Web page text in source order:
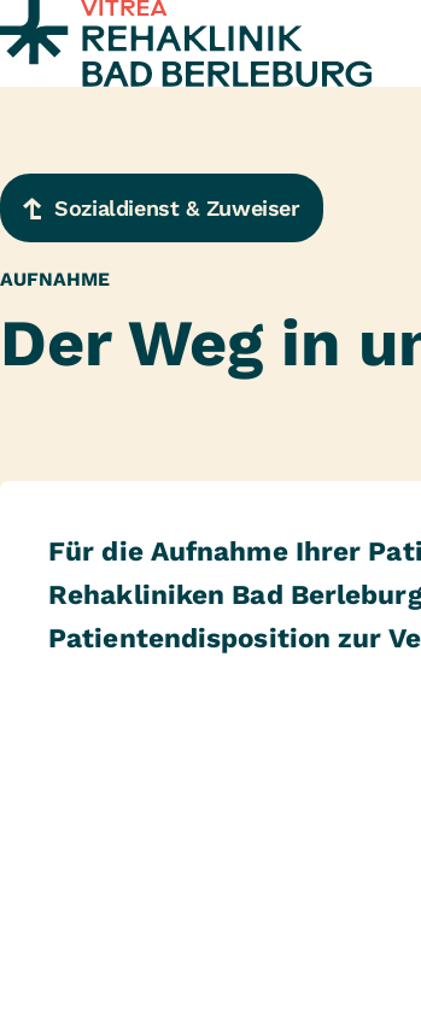
Zum Inhalt springen
Sozialdienst & Zuweiser
AUFNAHME
Der Weg in
Für die Aufnahme Ihrer
Rehakliniken Bad
Patientendisposition zur